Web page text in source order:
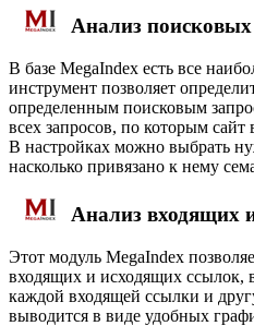
Анализ поисковых
В базе MegaIndex есть все
инструмент позволяет
определенным поисковым
всех запросов, по которым
В настройках можно выбрать
насколько привязано к нему
Анализ входящих
Этот модуль MegaIndex
входящих и исходящих ссылок,
каждой входящей ссылки и
выводится в виде удобных